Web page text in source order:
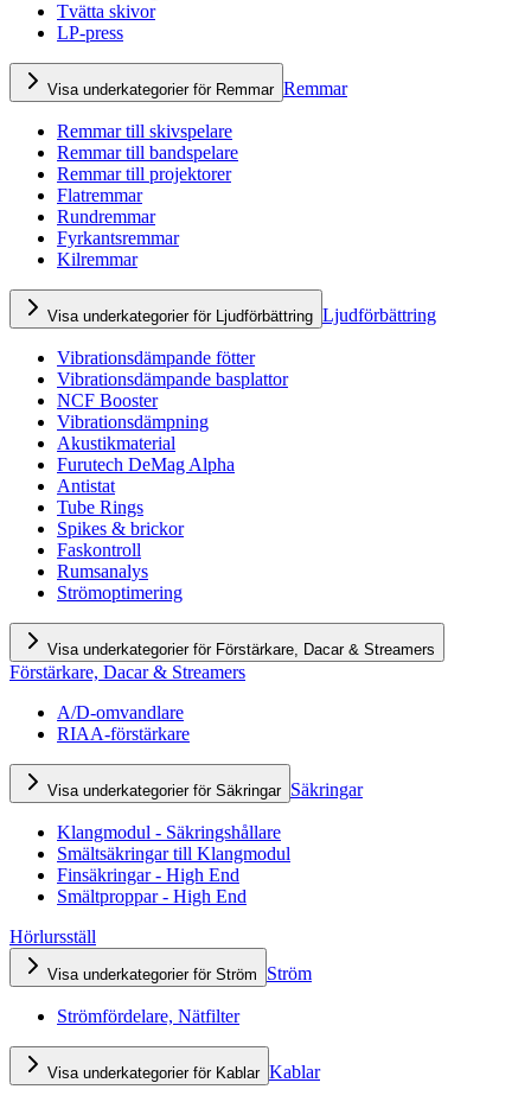
Tvätta skivor
LP-press
Visa underkategorier för Remmar Remmar
Remmar till skivspelare
Remmar till bandspelare
Remmar till projektorer
Flatremmar
Rundremmar
Fyrkantsremmar
Kilremmar
Visa underkategorier för Ljudförbättring Ljudförbättring
Vibrationsdämpande fötter
Vibrationsdämpande basplattor
NCF Booster
Vibrationsdämpning
Akustikmaterial
Furutech DeMag Alpha
Antistat
Tube Rings
Spikes & brickor
Faskontroll
Rumsanalys
Strömoptimering
Visa underkategorier för Förstärkare, Dacar & Streamers
Förstärkare, Dacar & Streamers
A/D-omvandlare
RIAA-förstärkare
Visa underkategorier för Säkringar Säkringar
Klangmodul - Säkringshållare
Smältsäkringar till Klangmodul
Finsäkringar - High End
Smältproppar - High End
Hörlursställ
Visa underkategorier för Ström Ström
Strömfördelare, Nätfilter
Visa underkategorier för Kablar Kablar